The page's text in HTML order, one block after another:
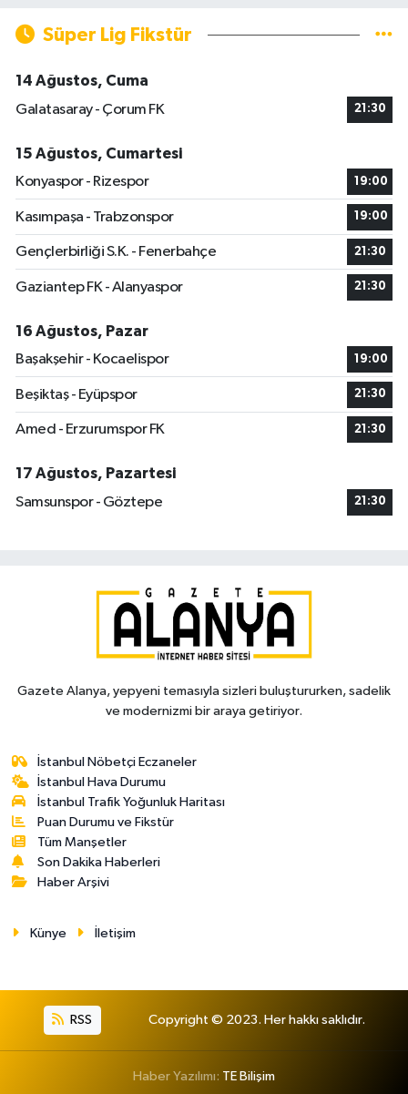
Süper Lig Fikstür
14 Ağustos, Cuma
Galatasaray - Çorum FK
21:30
15 Ağustos, Cumartesi
Konyaspor - Rizespor
19:00
Kasımpaşa - Trabzonspor 19:00
Gençlerbirliği S.K. - Fenerbahçe 21:30
Gaziantep FK - Alanyaspor 21:30
16 Ağustos, Pazar
Başakşehir - Kocaelispor
19:00
Beşiktaş - Eyüpspor 21:30
Amed - Erzurumspor FK 21:30
17 Ağustos, Pazartesi
Samsunspor - Göztepe
21:30
Gazete Alanya, yepyeni temasıyla sizleri buluştururken, sadelik
ve modernizmi bir araya getiriyor.
İstanbul Nöbetçi Eczaneler
İstanbul Hava Durumu
İstanbul Trafik Yoğunluk Haritası
Puan Durumu ve Fikstür
Tüm Manşetler
Son Dakika Haberleri
Haber Arşivi
Künye İletişim
RSS Copyright © 2023. Her hakkı saklıdır.
Haber Yazılımı: TE Bilişim